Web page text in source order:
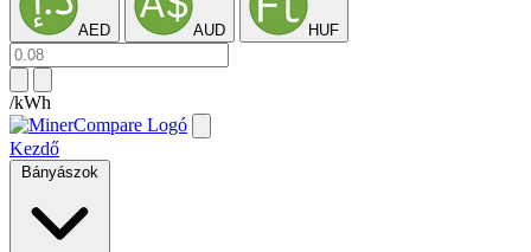
AED AUD HUF
/kWh
Kezdő
Bányászok